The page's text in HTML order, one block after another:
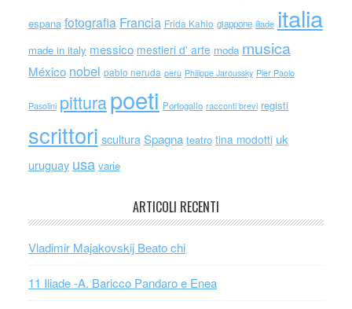
espana fotografia Francia Frida Kahlo giappone iliade italia
made in italy messico mestieri d' arte moda musica
México nobel pablo neruda perù Philippe Jaroussky Pier Paolo
Pasolini pitturapoeti Portogallo racconti brevi registi
scrittori scultura Spagna teatro tina modotti uk
uruguay usa varie
ARTICOLI RECENTI
Vladimir Majakovskij Beato chi
11 Iliade -A. Baricco Pandaro e Enea